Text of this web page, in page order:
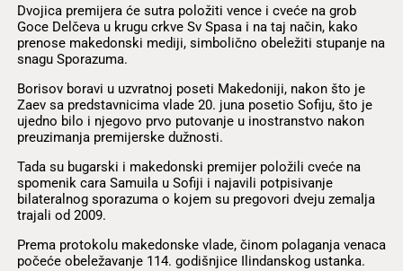
Dvojica premijera će sutra položiti vence i cveće na grob
Goce Delčeva u krugu crkve Sv Spasa i na taj način, kako
prenose makedonski mediji, simbolično obeležiti stupanje na
snagu Sporazuma.
Borisov boravi u uzvratnoj poseti Makedoniji, nakon što je
Zaev sa predstavnicima vlade 20. juna posetio Sofiju, što je
ujedno bilo i njegovo prvo putovanje u inostranstvo nakon
preuzimanja premijerske dužnosti.
Tada su bugarski i makedonski premijer položili cveće na
spomenik cara Samuila u Sofiji i najavili potpisivanje
bilateralnog sporazuma o kojem su pregovori dveju zemalja
trajali od 2009.
Prema protokolu makedonske vlade, činom polaganja venaca
počeće obeležavanje 114. godišnjice Ilindanskog ustanka.